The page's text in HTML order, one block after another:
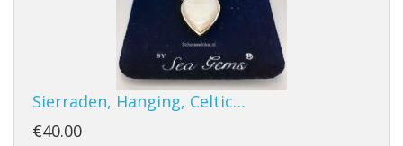
Sierraden, Hanging, Celtic…
€40.00